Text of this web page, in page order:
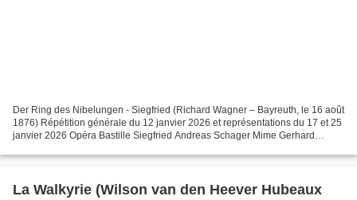
Der Ring des Nibelungen - Siegfried (Richard Wagner – Bayreuth, le 16 août
1876) Répétition générale du 12 janvier 2026 et représentations du 17 et 25
janvier 2026 Opéra Bastille Siegfried Andreas Schager Mime Gerhard
La Walkyrie (Wilson van den Heever Hubeaux